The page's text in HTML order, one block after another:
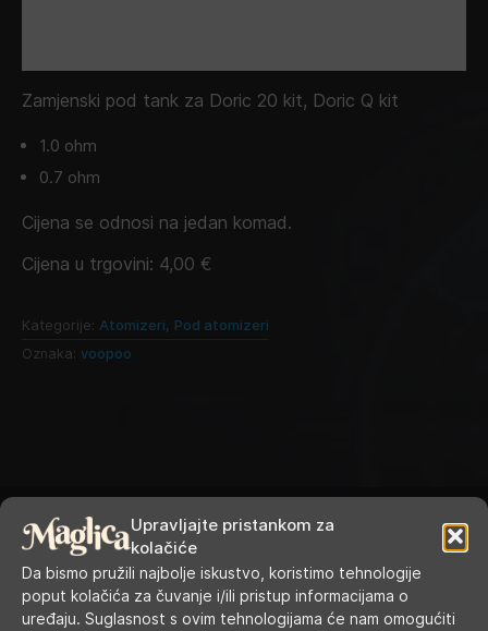
Upravljajte pristankom za
kolačiće
Da bismo pružili najbolje iskustvo, koristimo tehnologije
poput kolačića za čuvanje i/ili pristup informacijama o
uređaju. Suglasnost s ovim tehnologijama će nam omogućiti
Zamjenski pod tank za Doric 20 kit, Doric Q kit
1.0 ohm
0.7 ohm
Cijena se odnosi na jedan komad.
Cijena u trgovini: 4,00 €
Kategorije: Atomizeri Pod atomizeri
Oznaka: voopoo
RADNO VRIJEME